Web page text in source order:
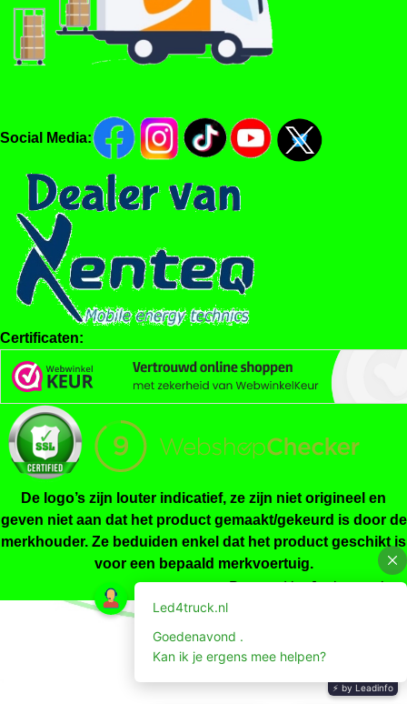
Social Media:
Certificaten:
De logo’s zijn louter indicatief, ze zijn niet origineel en
geven niet aan dat het product gemaakt/gekeurd is door de
merkhouder. Ze beduiden enkel dat het product geschikt is
voor een bepaald merkvoertuig.
Powered byJeeigenweb